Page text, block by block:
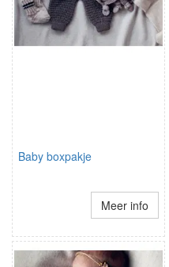
Baby boxpakje
Meer info